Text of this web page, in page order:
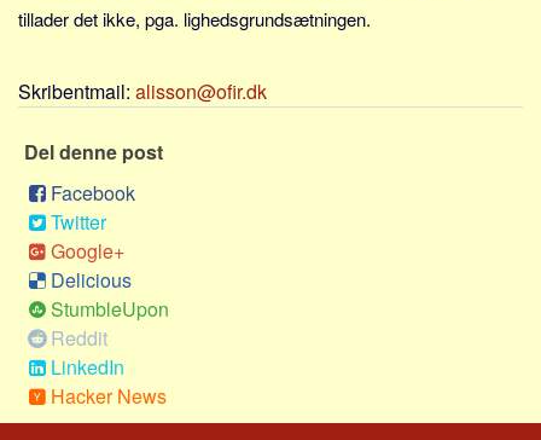
Tekstannoncer
Hjælp
tillader det ikke, pga. lighedsgrundsætningen.
Skribentmail: alisson@ofir.dk
Del denne post
Facebook
Twitter
Google+
Delicious
StumbleUpon
Reddit
LinkedIn
Hacker News